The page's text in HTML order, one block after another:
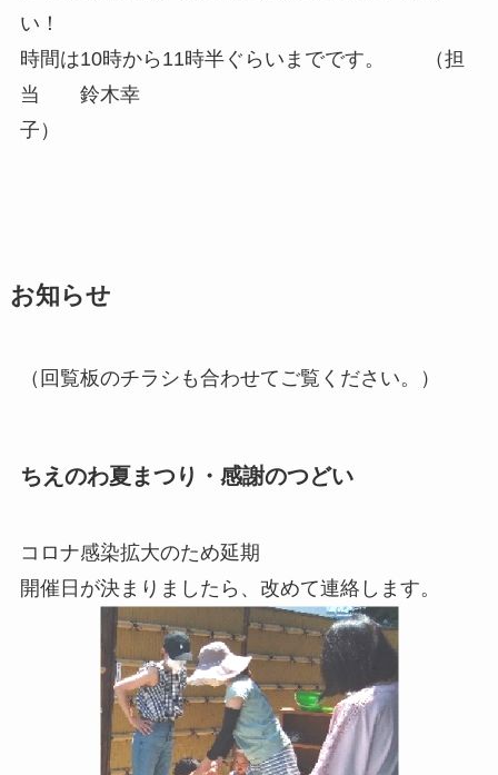
い！
時間は10時から11時半ぐらいまでです。 （担
当 鈴木幸
子）
お知らせ
（回覧板のチラシも合わせてご覧ください。）
ちえのわ夏まつり・感謝のつどい
コロナ感染拡大のため延期
開催日が決まりましたら、改めて連絡します。